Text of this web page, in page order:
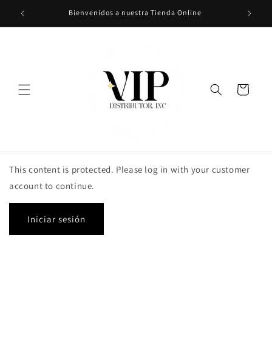
directamente
al contenido
Bienvenidos a nuestra Tienda Online
Carrito
This content is protected. Please log in with your customer
account to continue.
Iniciar sesión